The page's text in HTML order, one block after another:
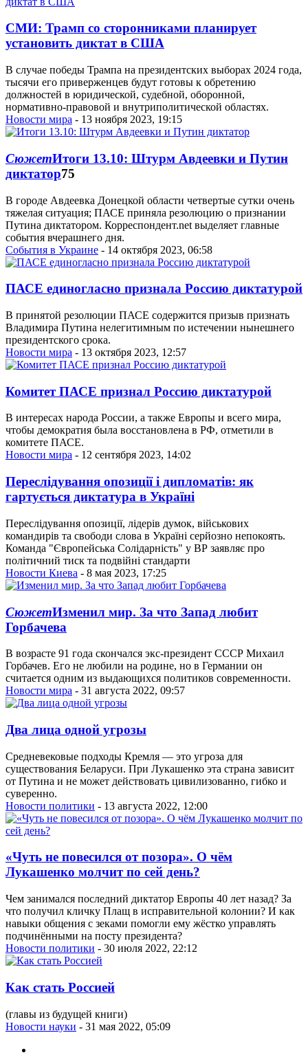
СМИ: Трамп со сторонниками планирует
установить диктат в США
В случае победы Трампа на президентских выборах 2024 года,
тысячи его приверженцев будут готовы к обретению
должностей в юридической, судебной, оборонной,
нормативно-правовой и внутриполитической областях.
Новости мира - 13 ноября 2023, 19:15
СюжетИтоги 13.10: Штурм Авдеевки и Путин
диктатор75
В городе Авдеевка Донецкой области четвертые сутки очень
тяжелая ситуация; ПАСЕ приняла резолюцию о признании
Путина диктатором. Корреспондент.net выделяет главные
события вчерашнего дня.
События в Украине - 14 октября 2023, 06:58
ПАСЕ единогласно признала Россию диктатурой
В принятой резолюции ПАСЕ содержится призыв признать
Владимира Путина нелегитимным по истечении нынешнего
президентского срока.
Новости мира - 13 октября 2023, 12:57
Комитет ПАСЕ признал Россию диктатурой
В интересах народа России, а также Европы и всего мира,
чтобы демократия была восстановлена в РФ, отметили в
комитете ПАСЕ.
Новости мира - 12 сентября 2023, 14:02
Переслідування опозиції і дипломатів: як
гартується диктатура в Україні
Переслідування опозиції, лідерів думок, військових
командирів та свободи слова в Україні серйозно непокоять.
Команда "Європейська Солідарність" у ВР заявляє про
політичний тиск та подвійні стандарти
Новости Киева - 8 мая 2023, 17:25
СюжетИзменил мир. За что Запад любит
Горбачева
В возрасте 91 года скончался экс-президент СССР Михаил
Горбачев. Его не любили на родине, но в Германии он
считается одним из выдающихся политиков современности.
Новости мира - 31 августа 2022, 09:57
Два лица одной угрозы
Средневековые подходы Кремля — это угроза для
существования Беларуси. При Лукашенко эта страна зависит
от Путина и не может действовать цивилизованно, гибко и
суверенно.
Новости политики - 13 августа 2022, 12:00
«Чуть не повесился от позора». О чём
Лукашенко молчит по сей день?
Чем занимался последний диктатор Европы 40 лет назад? За
что получил кличку Плащ в исправительной колонии? И как
навыки общения с зеками помогли ему жёстко управлять
подчинёнными на посту президента?
Новости политики - 30 июля 2022, 22:12
Как стать Россией
(главы из будущей книги)
Новости науки - 31 мая 2022, 05:09